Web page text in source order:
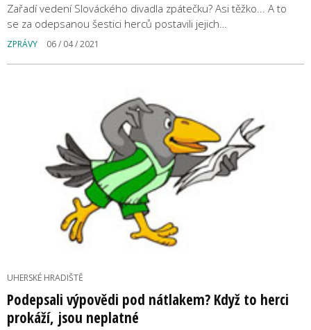
Zařadí vedení Slováckého divadla zpátečku? Asi těžko... A to
se za odepsanou šestici herců postavili jejich…
ZPRÁVY 06 / 04 / 2021
UHERSKÉ HRADIŠTĚ
Podepsali výpovědi pod nátlakem? Když to herci
prokáží, jsou neplatné